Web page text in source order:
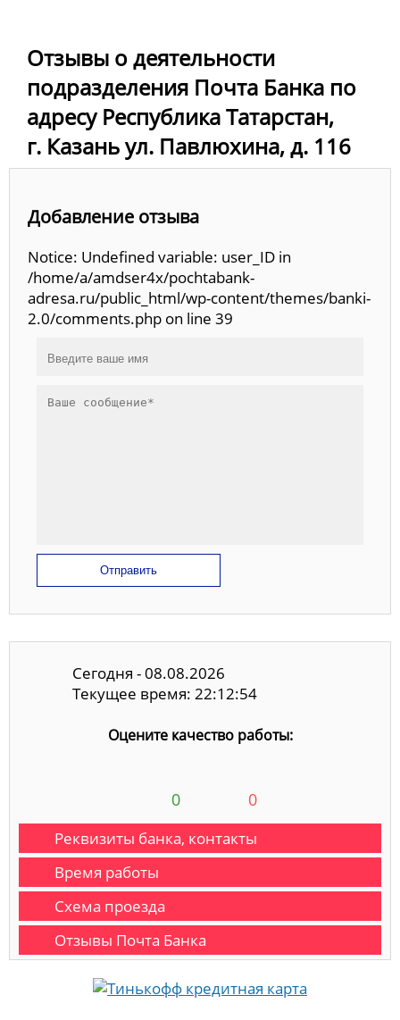
Отзывы о деятельности
подразделения Почта Банка по
адресу Республика Татарстан,
г. Казань ул. Павлюхина, д. 116
Добавление отзыва
Notice: Undefined variable: user_ID in
/home/a/amdser4x/pochtabank-
adresa.ru/public_html/wp-content/themes/banki-
2.0/comments.php on line 39
Отправить
Сегодня - 08.08.2026
Текущее время: 22:12:54
Оцените качество работы:
0 0
Реквизиты банка, контакты
Время работы
Схема проезда
Отзывы Почта Банка